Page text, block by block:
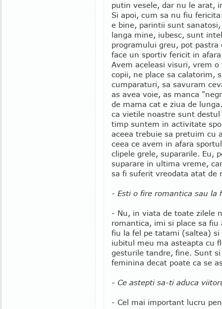
putin vesele, dar nu le arat,
Si apoi, cum sa nu fiu
e bine, parintii sunt
langa mine, iubesc, sunt
programului greu, pot pastra
face un sportiv fericit in
Avem aceleasi visuri, vrem
copii, ne place sa calatorim,
cumparaturi, sa savuram
as avea voie, as manca
de mama cat e ziua de
ca vietile noastre sunt destul
timp suntem in activitate
aceea trebuie sa pretuim cu
ceea ce avem in afara
clipele grele, supararile. Eu,
suparare in ultima vreme,
sa fi suferit vreodata atat de
- Esti o fire romantica sau la
- Nu, in viata de toate zilele
romantica, imi si place sa fiu
fiu la fel pe tatami (saltea) si
iubitul meu ma asteapta cu
gesturile tandre, fine. Sunt
feminina decat poate ca se
- Ce astepti sa-ti aduca
- Cel mai important lucru